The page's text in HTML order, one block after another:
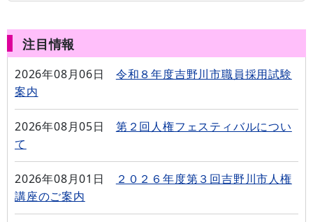
注目情報
2026年08月06日
令和８年度吉野川市職員採用試験
案内
2026年08月05日
第２回人権フェスティバルについ
て
2026年08月01日
２０２６年度第３回吉野川市人権
講座のご案内